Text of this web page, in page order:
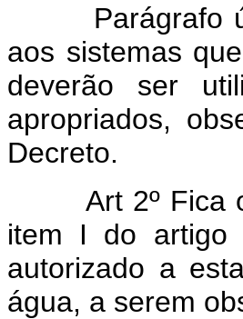
Parágrafo
aos sistemas
deverão ser
apropriados,
Decreto.
Art 2º Fica o
item I do artigo
autorizado a
água, a serem